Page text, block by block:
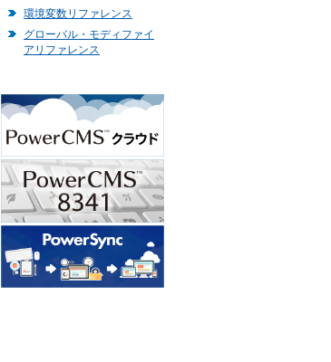
環境変数リファレンス
グローバル・モディファイ
アリファレンス